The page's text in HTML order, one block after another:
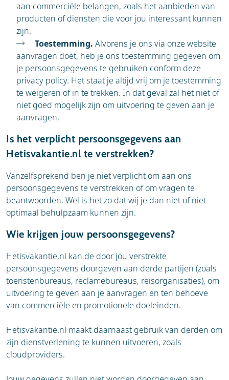
aan commerciële belangen, zoals het aanbieden van
producten of diensten die voor jou interessant kunnen
zijn.
Toestemming. Alvorens je ons via onze website
aanvragen doet, heb je ons toestemming gegeven om
je persoonsgegevens te gebruiken conform deze
privacy policy. Het staat je altijd vrij om je toestemming
te weigeren of in te trekken. In dat geval zal het niet of
niet goed mogelijk zijn om uitvoering te geven aan je
aanvragen.
Is het verplicht persoonsgegevens aan
Hetisvakantie.nl te verstrekken?
Vanzelfsprekend ben je niet verplicht om aan ons
persoonsgegevens te verstrekken of om vragen te
beantwoorden. Wel is het zo dat wij je dan niet of niet
optimaal behulpzaam kunnen zijn.
Wie krijgen jouw persoonsgegevens?
Hetisvakantie.nl kan de door jou verstrekte
persoonsgegevens doorgeven aan derde partijen (zoals
toeristenbureaus, reclamebureaus, reisorganisaties), om
uitvoering te geven aan je aanvragen en ten behoeve
van commerciële en promotionele doeleinden.
Hetisvakantie.nl maakt daarnaast gebruik van derden om
zijn dienstverlening te kunnen uitvoeren, zoals
cloudproviders.